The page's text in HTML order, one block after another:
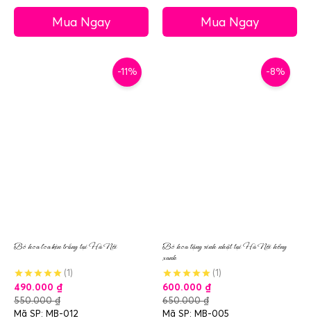
Mua Ngay Mua Ngay
-11%
Bó hoa loa kèn trắng tại Hà Nội
(1)
490.000 ₫
550.000₫
Mã SP: MB-012
-8%
Bó hoa tặng sinh nhật tại Hà Nội hồng
xanh
(1)
600.000 ₫
650.000₫
Mã SP: MB-005